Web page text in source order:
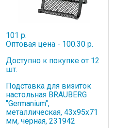
101 р.
Оптовая цена - 100.30 р.
Доступно к покупке от 12
шт.
Подставка для визиток
настольная BRAUBERG
"Germanium",
металлическая, 43х95х71
мм, черная, 231942